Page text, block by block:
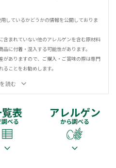
しているかどうかの情報を公開しておりま
含まれていない他のアレルゲンを含む原材料
に付着・混入する可能性があります。
がありますので、ご購入・ご賞味の際は専門
ことをお勧めします。
読む
表
調べる
アレルゲン
から調べる